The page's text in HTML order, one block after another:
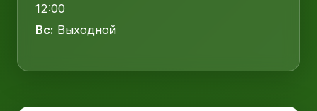
12:00
Вс: Выходной